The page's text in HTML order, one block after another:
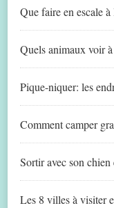
Que faire en escale
Quels animaux voir
Pique-niquer: les
Comment camper
Sortir avec son
Les 8 villes à visiter